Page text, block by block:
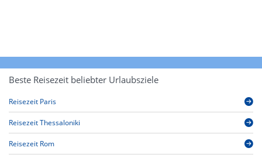
Beste Reisezeit beliebter Urlaubsziele
Reisezeit Paris
Reisezeit Thessaloniki
Reisezeit Rom